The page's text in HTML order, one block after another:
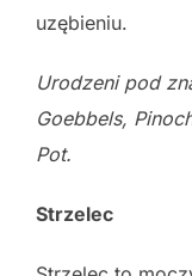
uzębieniu.
Urodzeni pod
Goebbels,
Pot.
Strzelec